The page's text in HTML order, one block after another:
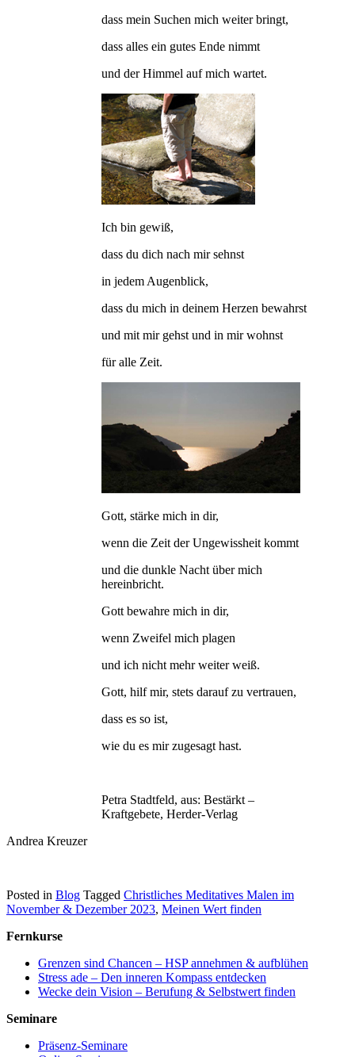
dass mein Suchen mich weiter bringt,
dass alles ein gutes Ende nimmt
und der Himmel auf mich wartet.
Ich bin gewiß,
dass du dich nach mir sehnst
in jedem Augenblick,
dass du mich in deinem Herzen bewahrst
und mit mir gehst und in mir wohnst
für alle Zeit.
Gott, stärke mich in dir,
wenn die Zeit der Ungewissheit kommt
und die dunkle Nacht über mich
hereinbricht.
Gott bewahre mich in dir,
wenn Zweifel mich plagen
und ich nicht mehr weiter weiß.
Gott, hilf mir, stets darauf zu vertrauen,
dass es so ist,
wie du es mir zugesagt hast.
Petra Stadtfeld, aus: Bestärkt –
Kraftgebete, Herder-Verlag
Andrea Kreuzer
Posted in Blog Tagged Christliches Meditatives Malen im
November & Dezember 2023, Meinen Wert finden
Fernkurse
Grenzen sind Chancen – HSP annehmen & aufblühen
Stress ade – Den inneren Kompass entdecken
Wecke dein Vision – Berufung & Selbstwert finden
Seminare
Präsenz-Seminare